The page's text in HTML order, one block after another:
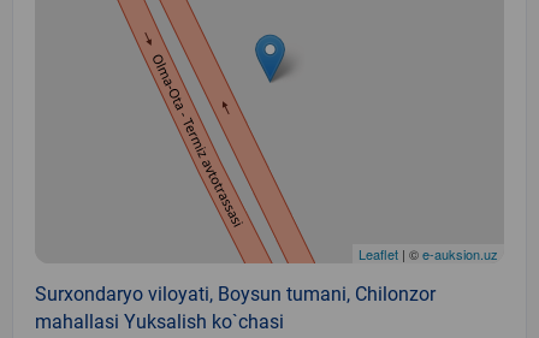
Leaflet | ©e-auksion.uz
Surxondaryo viloyati, Boysun tumani, Chilonzor
mahallasi Yuksalish ko`chasi